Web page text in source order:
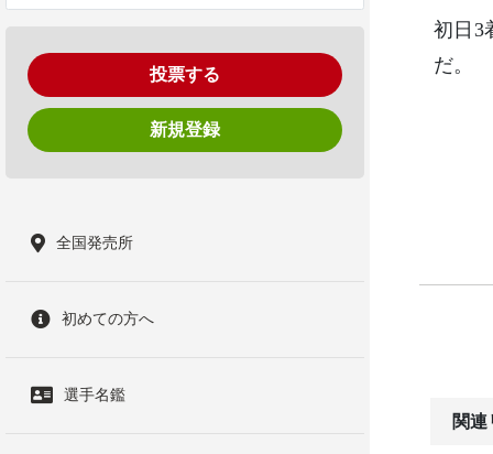
投票する
新規登録
全国発売所
初めての方へ
選手名鑑
初日3
だ。
関連